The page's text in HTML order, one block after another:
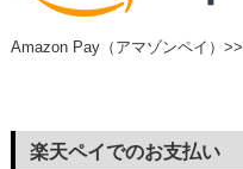
Amazon Pay（アマゾンペイ）>>
楽天ペイでのお支払い